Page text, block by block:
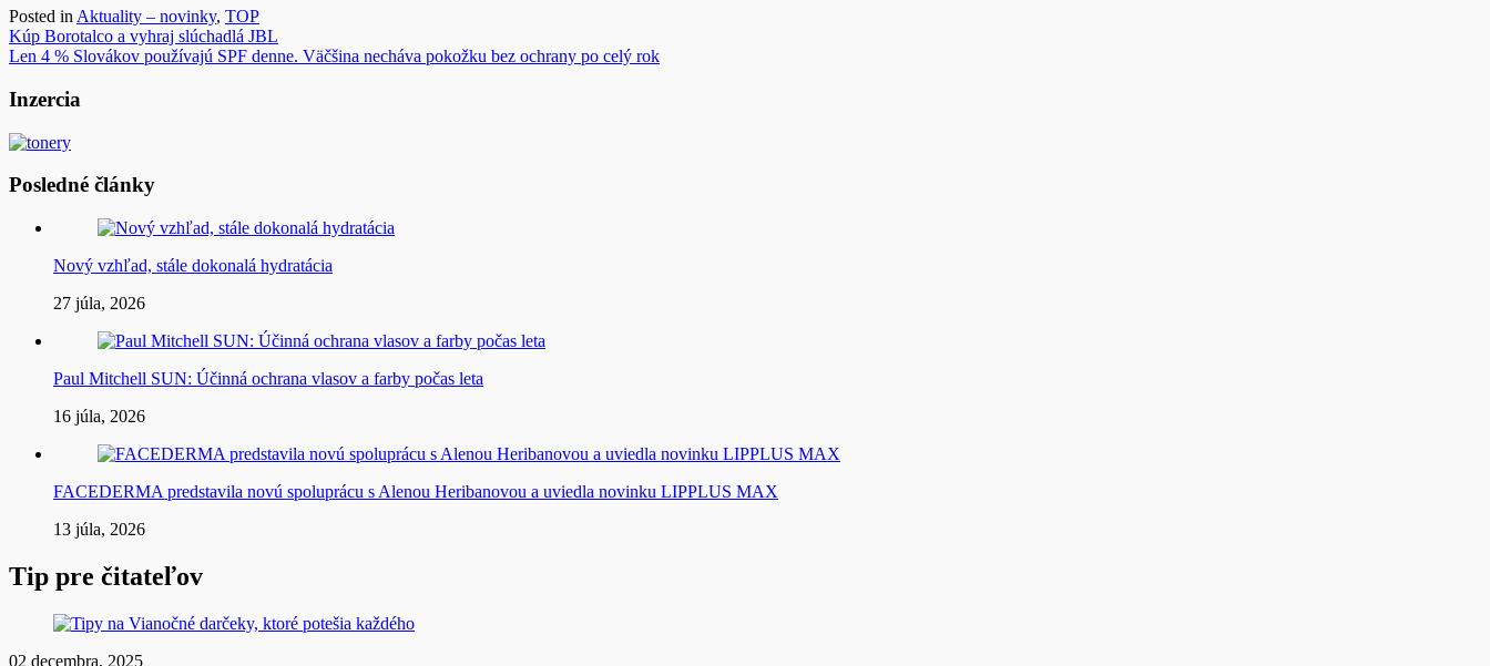
Posted in Aktuality – novinky, TOP
Navigácia
v
článku
Kúp Borotalco a vyhraj slúchadlá JBL
Len 4 % Slovákov používajú SPF denne. Väčšina necháva pokožku bez ochrany po celý rok
Inzercia
Posledné články
Nový vzhľad, stále dokonalá hydratácia
27 júla, 2026
Paul Mitchell SUN: Účinná ochrana vlasov a farby počas leta
16 júla, 2026
FACEDERMA predstavila novú spoluprácu s Alenou Heribanovou a uviedla novinku LIPPLUS MAX
13 júla, 2026
Tip pre čitateľov
02 decembra, 2025